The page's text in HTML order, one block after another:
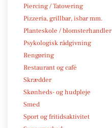
Piercing / Tatovering
Pizzeria, grillbar, isbar mm.
Planteskole / blomsterhandler
Psykologisk rådgivning
Rengøring
Restaurant og café
Skrædder
Skønheds- og hudpleje
Smed
Sport og fritidsaktivitet